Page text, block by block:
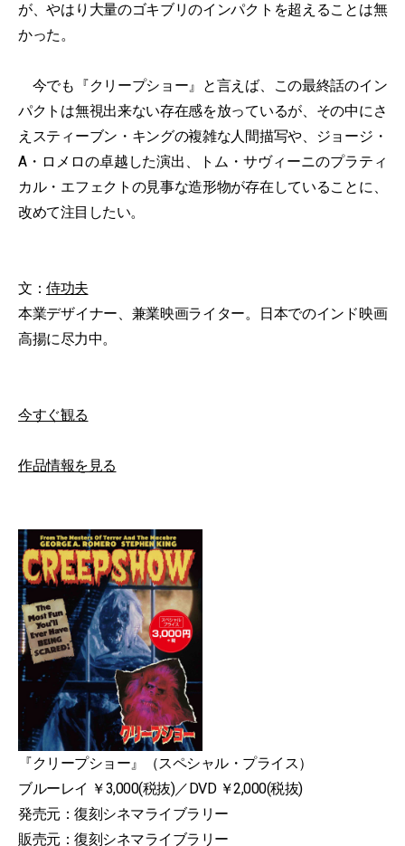
が、やはり大量のゴキブリのインパクトを超えることは無
かった。
今でも『クリープショー』と言えば、この最終話のイン
パクトは無視出来ない存在感を放っているが、その中にさ
えスティーブン・キングの複雑な人間描写や、ジョージ・
A・ロメロの卓越した演出、トム・サヴィーニのプラティ
カル・エフェクトの見事な造形物が存在していることに、
改めて注目したい。
文： 侍功夫
本業デザイナー、兼業映画ライター。日本でのインド映画
高揚に尽力中。
今すぐ観る
作品情報を見る
『クリープショー』（スペシャル・プライス）
ブルーレイ ￥3,000(税抜)／DVD ￥2,000(税抜)
発売元：復刻シネマライブラリー
販売元：復刻シネマライブラリー